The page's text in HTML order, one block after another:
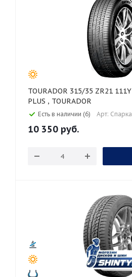
TOURADOR 315/35 ZR21 111Y XL X COMFORT
PLUS , TOURADOR
Есть в наличии (6) Арт: Спарка
10 350 руб.